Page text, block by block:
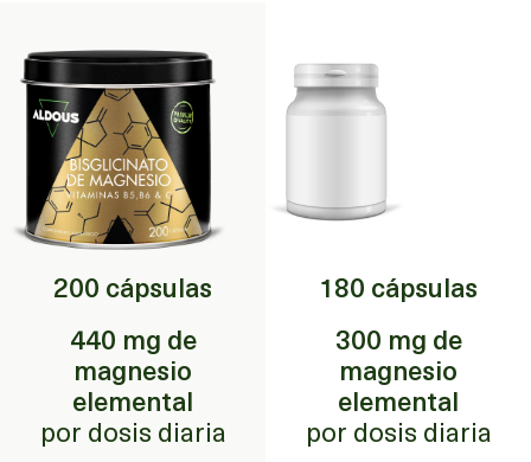
Conservar en un lugar fresco y seco.
200 cápsulas
180 cápsulas
440 mg de
magnesio
elemental
por dosis diaria
300 mg de
magnesio
elemental
por dosis diaria